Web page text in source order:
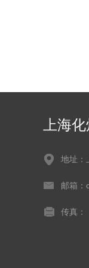
上海
地址：
邮箱：
传真：